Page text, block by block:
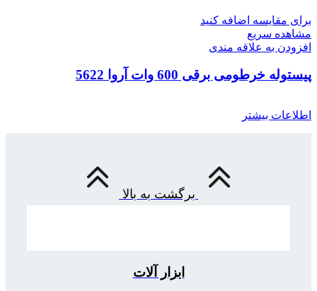
برای مقایسه اضافه کنید
مشاهده سریع
افزودن به علاقه مندی
پیستوله خرطومی برقی 600 وات آروا 5622
اطلاعات بیشتر
برگشت به بالا
ابزار آلات